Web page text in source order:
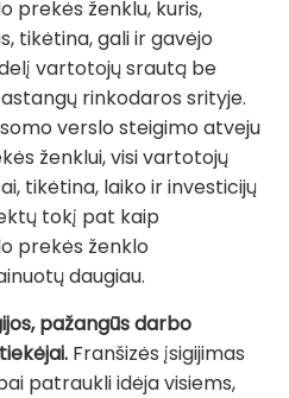
prekės ženklu, kuris,
tikėtina, gali ir gavėjo
vartotojų srautą be
rinkodaros srityje.
verslo steigimo atveju
ženklui, visi vartotojų
tikėtina, laiko ir investicijų
tokį pat kaip
prekės ženklo
daugiau.
pažangūs darbo
Franšizės įsigijimas
patraukli idėja visiems,